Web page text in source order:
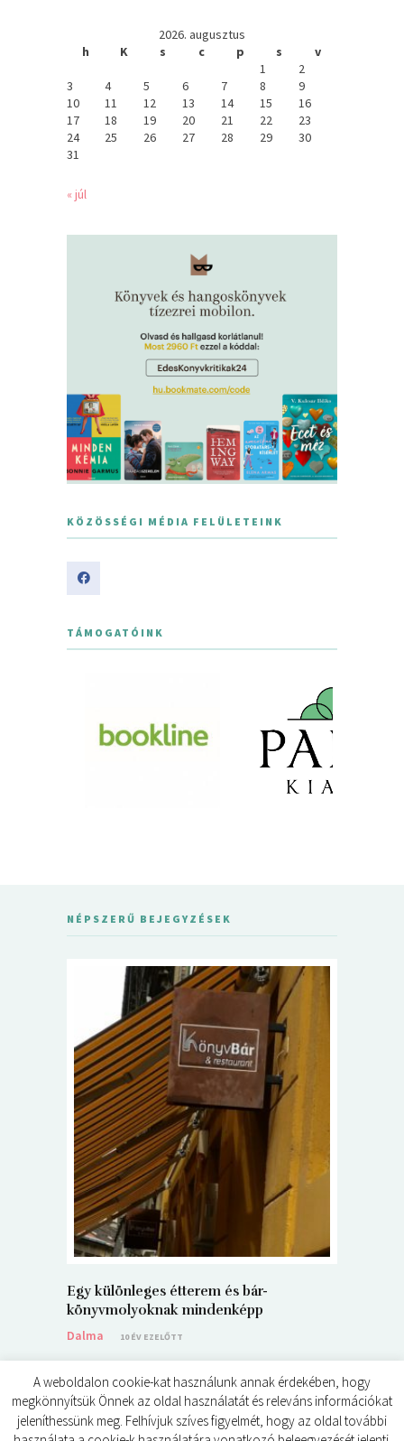
2026. augusztus
h
K s c p s
v
1
2
3
4 5 6 7 8
9
10
11 12 13 14 15
16
17
18 19 20 21 22
23
24
25 26 27 28 29
30
31
« júl
KÖZÖSSÉGI MÉDIA FELÜLETEINK
TÁMOGATÓINK
NÉPSZERŰ BEJEGYZÉSEK
Egy különleges étterem és bár-
könyvmolyoknak mindenképp
Dalma
10 ÉV EZELŐTT
A weboldalon cookie-kat használunk annak érdekében, hogy
megkönnyítsük Önnek az oldal használatát és releváns információkat
jeleníthessünk meg. Felhívjuk szíves figyelmét, hogy az oldal további